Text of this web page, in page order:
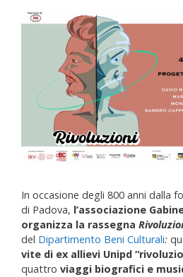
In occasione degli 800 anni dalla
di Padova, l’associazione
organizza la rassegna
del Dipartimento Beni Culturali:
vite di ex allievi Unipd
quattro viaggi biografici e